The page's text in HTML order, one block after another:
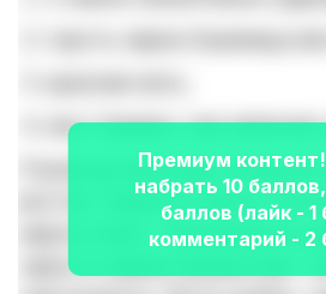
лист бумаги, где
Утром до восхода солнца
восток. Зажгите свечи,
зерно и лист. Произнесите
зерно в земле прорастает,
Премиум
набрать 10
баллов (лайк - 1
комментарий - 2